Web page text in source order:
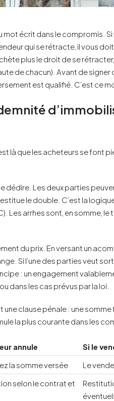
écrit dans le compromis.
qui se rétracte, il vous
plus le droit de se
de chacun). Avant de
est qualifié. C’est ce
là que les acheteurs se font
dédire. Les deux parties
le double. C’est la
Les arrhes sont, en somme,
du prix. En versant un
Si l’une des parties veut
: un engagement
dans les cas prévus par la loi.
une clause pénale : une
la plus courante dans les
annule Si le
la somme versée Le
selon le contrat et